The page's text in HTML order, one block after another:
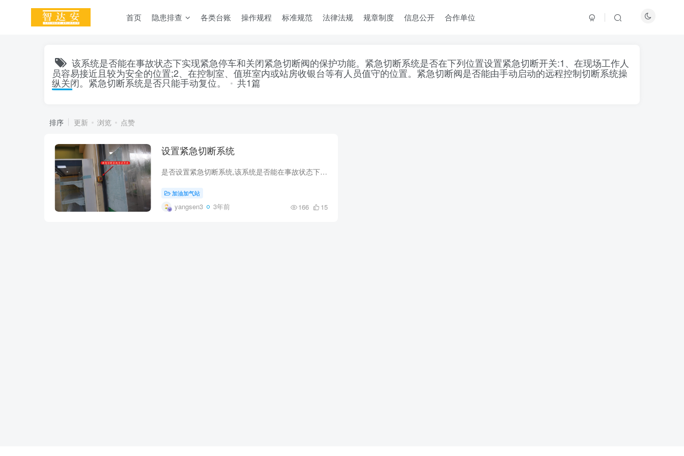
首页 隐患排查 各类台账 操作规程 标准规范 法律法规 规章制度 信息公开 合作单位
该系统是否能在事故状态下实现紧急停车和关闭紧急切断阀的保护功能。紧急切断系统是否在下列位置设置紧急切断开关:1、在现场工作人
员容易接近且较为安全的位置;2、在控制室、值班室内或站房收银台等有人员值守的位置。紧急切断阀是否能由手动启动的远程控制切断系统操
纵关闭。紧急切断系统是否只能手动复位。 共1篇
排序 更新 浏览 点赞
设置紧急切断系统
是否设置紧急切断系统,该系统是否能在事故状态下实现紧急停车和关闭紧急切断阀的保护功能。紧急切断系统是否在下列位置设置紧急切断开关:1、在现场工作人员容易接近且较为安全的位置;2、在控制...
加油加气站
yangsen3 3年前 166 15